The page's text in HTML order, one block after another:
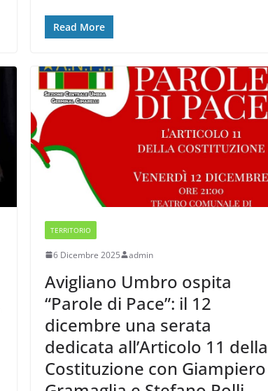
Read More
TERRITORIO
6 Dicembre 2025 admin
Avigliano Umbro ospita
“Parole di Pace”: il 12
dicembre una serata
dedicata all’Articolo 11 della
Costituzione con Giampiero